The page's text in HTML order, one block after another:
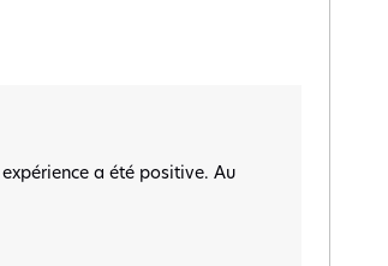
a été positive. Au